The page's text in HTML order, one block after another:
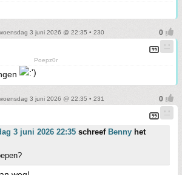
3 juni 2026 @ 22:35 • 230
Poepz0r
3 juni 2026 @ 22:35 • 231
3 juni 2026 22:35 schreef Benny het